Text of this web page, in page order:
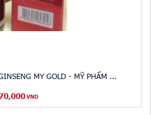
MY GOLD - MỸ PHẨM ...
VND